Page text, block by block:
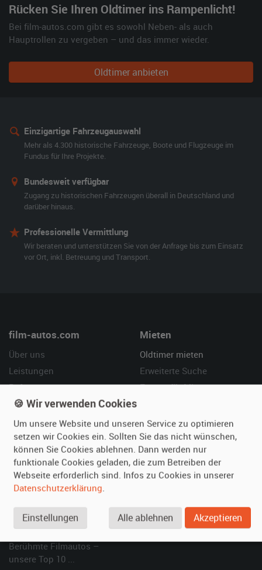
Rücken Sie Ihren Oldtimer ins Rampenlicht!
Bei film-autos.com gibt es sowohl Neben- als auch
Hauptrollen zu vergeben – und das immer wieder.
Oldtimer anbieten
Einzigartige Fahrzeugauswahl
Mehr als 4.300 historische Fahrzeuge, Boote und Flugzeuge im
Fundus für Ihre Projekte.
Bundesweit verfügbar
Zugang zu historischen Fahrzeugen überall in Deutschland und
darüber hinaus.
Professionelle Vermittlung
Wir beraten und unterstützen Sie von der Anfrage bis zum Einsatz
vor Ort, inkl. Betreuung und Transport.
film-autos.com
Über uns
Leistungen
Referenzen
Kundenmeinungen
Mieten
Oldtimer mieten
Erweiterte Suche
Fragen für Mieter
Vermieten
Oldtimer anmelden
Fotos senden
Fragen für Vermieter
Hilfe
Häufige Fragen (FAQ)
So funktioniert's
Berühmte Filmautos –
unsere Top 10 ...
🍪 Wir verwenden Cookies
Um unsere Website und unseren Service zu optimieren
setzen wir Cookies ein. Sollten Sie das nicht wünschen,
können Sie Cookies ablehnen. Dann werden nur
funktionale Cookies geladen, die zum Betreiben der
Webseite erforderlich sind. Infos zu Cookies in unserer
Datenschutzerklärung.
Einstellungen Alle ablehnen Akzeptieren